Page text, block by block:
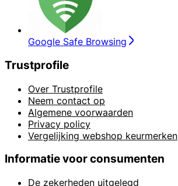
Google Safe Browsing
Trustprofile
Over Trustprofile
Neem contact op
Algemene voorwaarden
Privacy policy
Vergelijking webshop keurmerken
Informatie voor consumenten
De zekerheden uitgelegd